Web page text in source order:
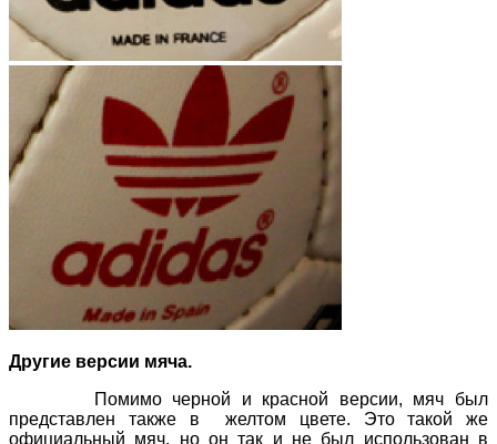
Другие версии мяча.
Помимо черной и красной версии, мяч был
представлен также в желтом цвете. Это такой же
официальный мяч, но он так и не был использован в